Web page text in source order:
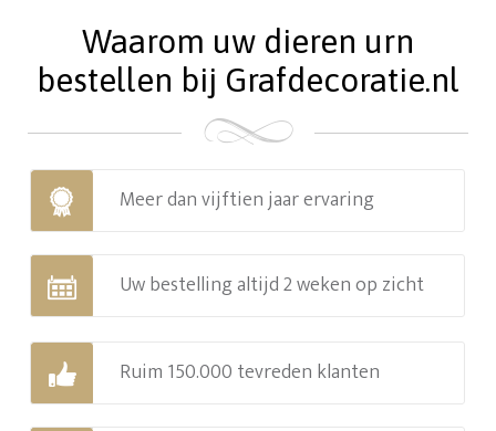
Waarom uw dieren urn
bestellen bij Grafdecoratie.nl
Meer dan vijftien jaar ervaring
Uw bestelling altijd 2 weken op zicht
Ruim 150.000 tevreden klanten